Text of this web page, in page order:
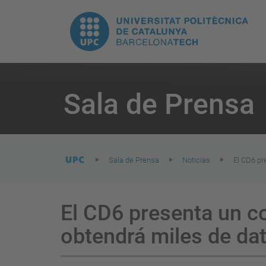
UPC.
Universitat
Politècnica
de
Catalunya
Sala de Prensa
are
here:
Sala de Prensa Noticias El CD6
El CD6 presenta un
obtendrá miles de